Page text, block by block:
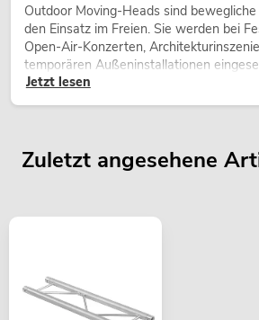
Outdoor Moving-Heads sind
den Einsatz im Freien. Sie werden bei
Open-Air-Konzerten,
temporären Außeninstallationen
Jetzt lesen
Zuletzt angesehene